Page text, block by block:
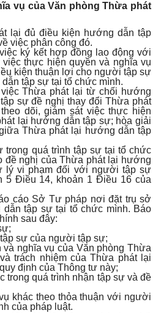
vụ của Văn phòng Thừa phát
lại đủ điều kiện hướng dẫn tập
việc phân công đó.
ký kết hợp đồng lao động với
thực hiện quyền và nghĩa vụ
kiện thuận lợi cho người tập sự
tập sự tại tổ chức mình.
Thừa phát lại từ chối hướng
sự đề nghị thay đổi Thừa phát
dõi, giám sát việc thực hiện
lại hướng dẫn tập sự; hòa giải
Thừa phát lại hướng dẫn tập
trong quá trình tập sự tại tổ chức
đề nghị của Thừa phát lại hướng
lý vi phạm đối với người tập sự
5 Điều 14, khoản 1 Điều 16 của
cáo Sở Tư pháp nơi đặt trụ sở
tập sự tại tổ chức mình. Báo
sau đây:
sự của người tập sự;
nghĩa vụ của Văn phòng Thừa
trách nhiệm của Thừa phát lại
định của Thông tư này;
trong quá trình nhận tập sự và đề
khác theo thỏa thuận với người
của pháp luật.